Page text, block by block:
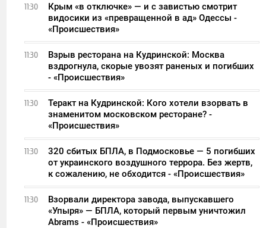
11:30
Крым «в отключке» — и с завистью смотрит
видосики из «превращенной в ад» Одессы -
«Происшествия»
11:30
Взрыв ресторана на Кудринской: Москва
вздрогнула, скорые увозят раненых и погибших
- «Происшествия»
11:30
Теракт на Кудринской: Кого хотели взорвать в
знаменитом московском ресторане? -
«Происшествия»
11:30
320 сбитых БПЛА, в Подмосковье — 5 погибших
от украинского воздушного террора. Без жертв,
к сожалению, не обходится - «Происшествия»
11:30
Взорвали директора завода, выпускавшего
«Упыря» — БПЛА, который первым уничтожил
Abrams - «Происшествия»